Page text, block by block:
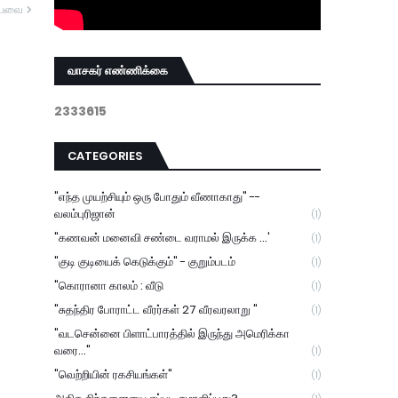
வாசகர் எண்ணிக்கை
2333615
CATEGORIES
"எந்த முயற்சியும் ஒரு போதும் வீணாகாது" --
வலம்புரிஜான்
(1)
"கணவன் மனைவி சண்டை வராமல் இருக்க ...' (1)
"குடி குடியைக் கெடுக்கும்" - குறும்படம் (1)
"கொரானா காலம் : வீடு (1)
"சுதந்திர போராட்ட வீரர்கள் 27 வீரவரலாறு " (1)
"வடசென்னை பிளாட்பாரத்தில் இருந்து அமெரிக்கா
வரை..."
(1)
"வெற்றியின் ரகசியங்கள்" (1)